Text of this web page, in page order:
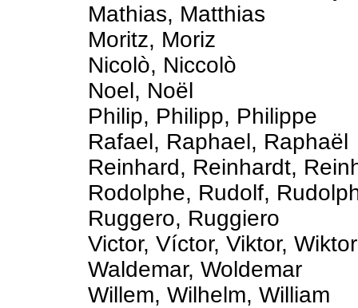
Mathias, Matthias
Moritz, Moriz
Nicolò, Niccolò
Noel, Noël
Philip, Philipp, Philippe
Rafael, Raphael, Raphaël
Reinhard, Reinhardt,
Rodolphe, Rudolf,
Ruggero, Ruggiero
Victor, Víctor, Viktor, Wiktor
Waldemar, Woldemar
Willem, Wilhelm, William